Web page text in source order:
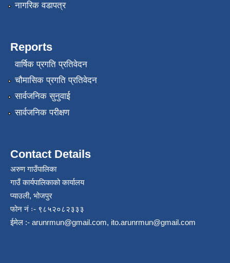
नागरिक वडापत्र
Reports
वार्षिक प्रगति प्रतिवेदन
चौमासिक प्रगति प्रतिवेदन
सार्वजनिक सुनुवाई
सार्वजनिक परीक्षण
Contact Details
अरुण गाउँपालिका
गाउँ कार्यपालिकाको कार्यालय
प्याउली, भोजपुर
फोन नं ः- ९८५२०८२३३३
ईमेल :- arunrmun@gmail.com, ito.arunrmun@gmail.com